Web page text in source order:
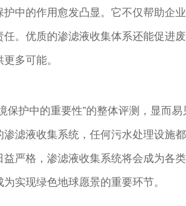
护中的作用愈发凸显。它不仅帮助企
。优质的渗滤液收集体系还能促进
多可能。
保护中的重要性”的整体评测，显而
滤液收集系统，任何污水处理设施
严格，渗滤液收集系统将会成为各
实现绿色地球愿景的重要环节。